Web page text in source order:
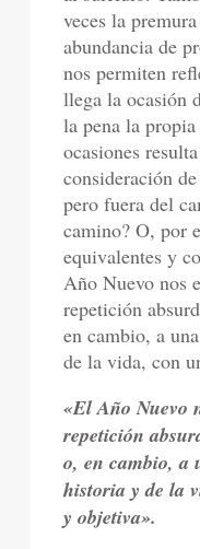
veces la
abundancia de
nos permiten
llega la ocasión
la pena la propia
ocasiones
consideración
pero fuera del
camino? O, por
equivalentes y
Año Nuevo nos
repetición
en cambio, a
de la vida, con
«El Año Nuevo
repetición
o, en cambio, a
historia y de la
y objetiva».